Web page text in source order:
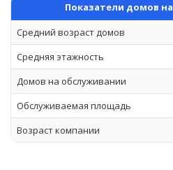
Показатели домов
Средний возраст домов
Средняя этажность
Домов на обслуживании
Обслуживаемая площадь
Возраст компании